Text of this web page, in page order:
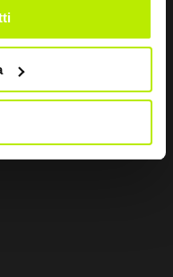
UE 679/16.
données à des fins de
par e-mail, sms et
des réseaux